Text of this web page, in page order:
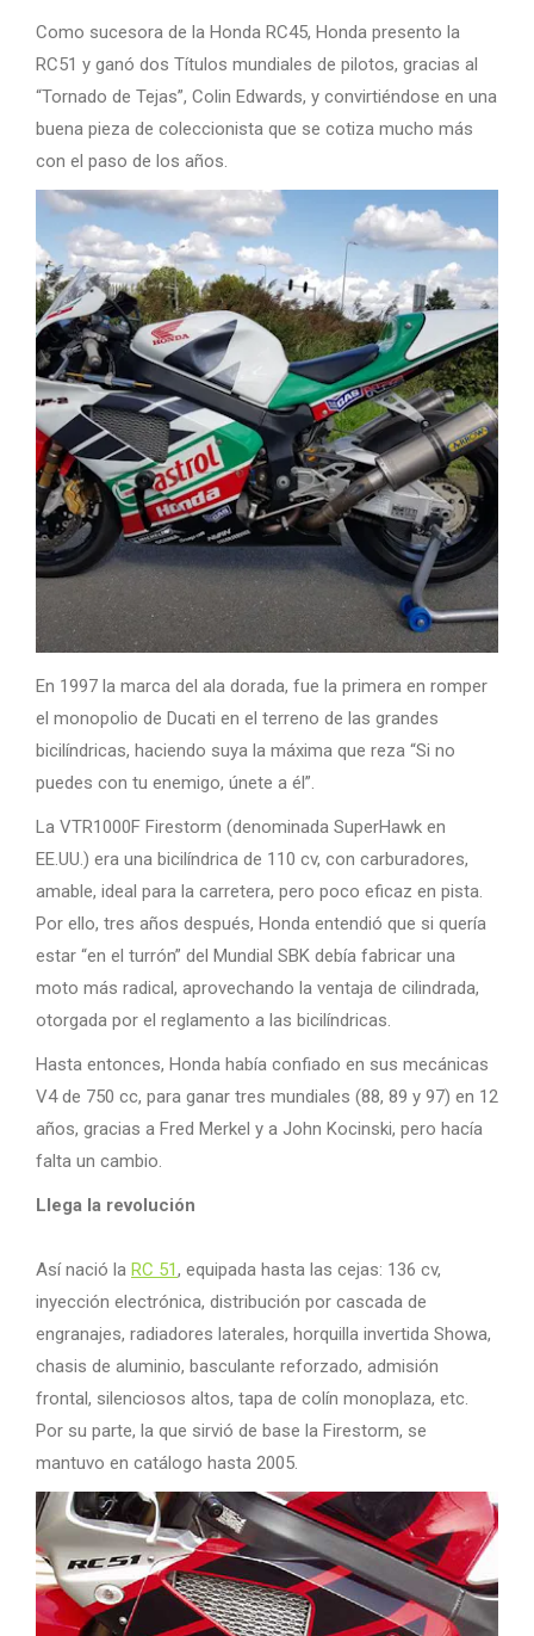
Como sucesora de la Honda RC45, Honda presento la
RC51 y ganó dos Títulos mundiales de pilotos, gracias al
“Tornado de Tejas”, Colin Edwards, y convirtiéndose en una
buena pieza de coleccionista que se cotiza mucho más
con el paso de los años.
En 1997 la marca del ala dorada, fue la primera en romper
el monopolio de Ducati en el terreno de las grandes
bicilíndricas, haciendo suya la máxima que reza “Si no
puedes con tu enemigo, únete a él”.
La VTR1000F Firestorm (denominada SuperHawk en
EE.UU.) era una bicilíndrica de 110 cv, con carburadores,
amable, ideal para la carretera, pero poco eficaz en pista.
Por ello, tres años después, Honda entendió que si quería
estar “en el turrón” del Mundial SBK debía fabricar una
moto más radical, aprovechando la ventaja de cilindrada,
otorgada por el reglamento a las bicilíndricas.
Hasta entonces, Honda había confiado en sus mecánicas
V4 de 750 cc, para ganar tres mundiales (88, 89 y 97) en 12
años, gracias a Fred Merkel y a John Kocinski, pero hacía
falta un cambio.
Llega la revolución
Así nació la RC 51, equipada hasta las cejas: 136 cv,
inyección electrónica, distribución por cascada de
engranajes, radiadores laterales, horquilla invertida Showa,
chasis de aluminio, basculante reforzado, admisión
frontal, silenciosos altos, tapa de colín monoplaza, etc.
Por su parte, la que sirvió de base la Firestorm, se
mantuvo en catálogo hasta 2005.